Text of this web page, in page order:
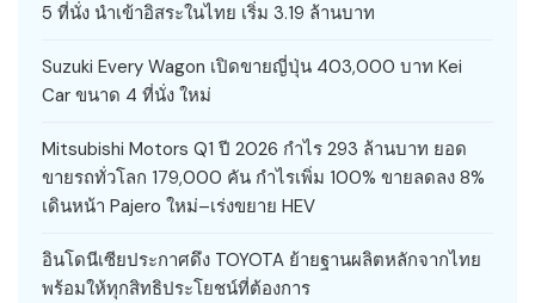
5 ที่นั่ง นำเข้าอิสระในไทย เริ่ม 3.19 ล้านบาท
Suzuki Every Wagon เปิดขายญี่ปุ่น 403,000 บาท Kei
Car ขนาด 4 ที่นั่ง ใหม่
Mitsubishi Motors Q1 ปี 2026 กำไร 293 ล้านบาท ยอด
ขายรถทั่วโลก 179,000 คัน กำไรเพิ่ม 100% ขายลดลง 8%
เดินหน้า Pajero ใหม่–เร่งขยาย HEV
อินโดนีเซียประกาศดึง TOYOTA ย้ายฐานผลิตหลักจากไทย
พร้อมให้ทุกสิทธิประโยชน์ที่ต้องการ